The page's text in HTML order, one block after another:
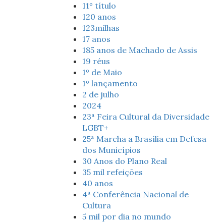
11º título
120 anos
123milhas
17 anos
185 anos de Machado de Assis
19 réus
1º de Maio
1º lançamento
2 de julho
2024
23ª Feira Cultural da Diversidade
LGBT+
25ª Marcha a Brasília em Defesa
dos Municípios
30 Anos do Plano Real
35 mil refeições
40 anos
4ª Conferência Nacional de
Cultura
5 mil por dia no mundo